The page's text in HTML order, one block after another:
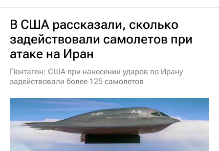
В США рассказали, сколько
задействовали самолетов при
атаке на Иран
Пентагон: США при нанесении ударов по Ирану
задействовали более 125 самолетов